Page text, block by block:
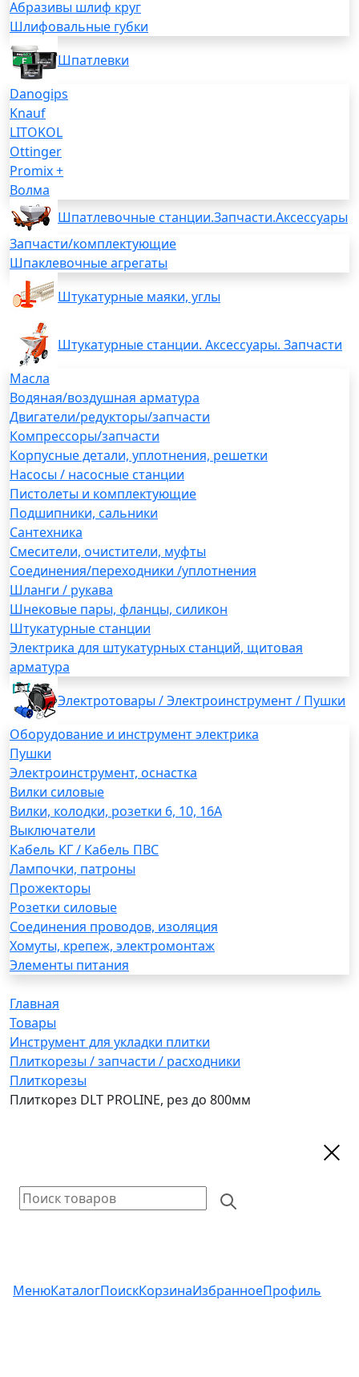
Абразивы шлиф круг
Шлифовальные губки
Шпатлевки
Danogips
Knauf
LITOKOL
Ottinger
Promix +
Волма
Шпатлевочные станции.Запчасти.Аксессуары
Запчасти/комплектующие
Шпаклевочные агрегаты
Штукатурные маяки, углы
Штукатурные станции. Аксессуары. Запчасти
Масла
Водяная/воздушная арматура
Двигатели/редукторы/запчасти
Компрессоры/запчасти
Корпусные детали, уплотнения, решетки
Насосы / насосные станции
Пистолеты и комплектующие
Подшипники, сальники
Сантехника
Смесители, очистители, муфты
Соединения/переходники /уплотнения
Шланги / рукава
Шнековые пары, фланцы, силикон
Штукатурные станции
Электрика для штукатурных станций, щитовая
арматура
Электротовары / Электроинструмент / Пушки
Оборудование и инструмент электрика
Пушки
Электроинструмент, оснастка
Вилки силовые
Вилки, колодки, розетки 6, 10, 16А
Выключатели
Кабель КГ / Кабель ПВС
Лампочки, патроны
Прожекторы
Розетки силовые
Соединения проводов, изоляция
Хомуты, крепеж, электромонтаж
Элементы питания
Главная
Товары
Инструмент для укладки плитки
Плиткорезы / запчасти / расходники
Плиткорезы
Плиткорез DLT PROLINE, рез до 800мм
МенюКаталогПоискКорзинаИзбранноеПрофиль